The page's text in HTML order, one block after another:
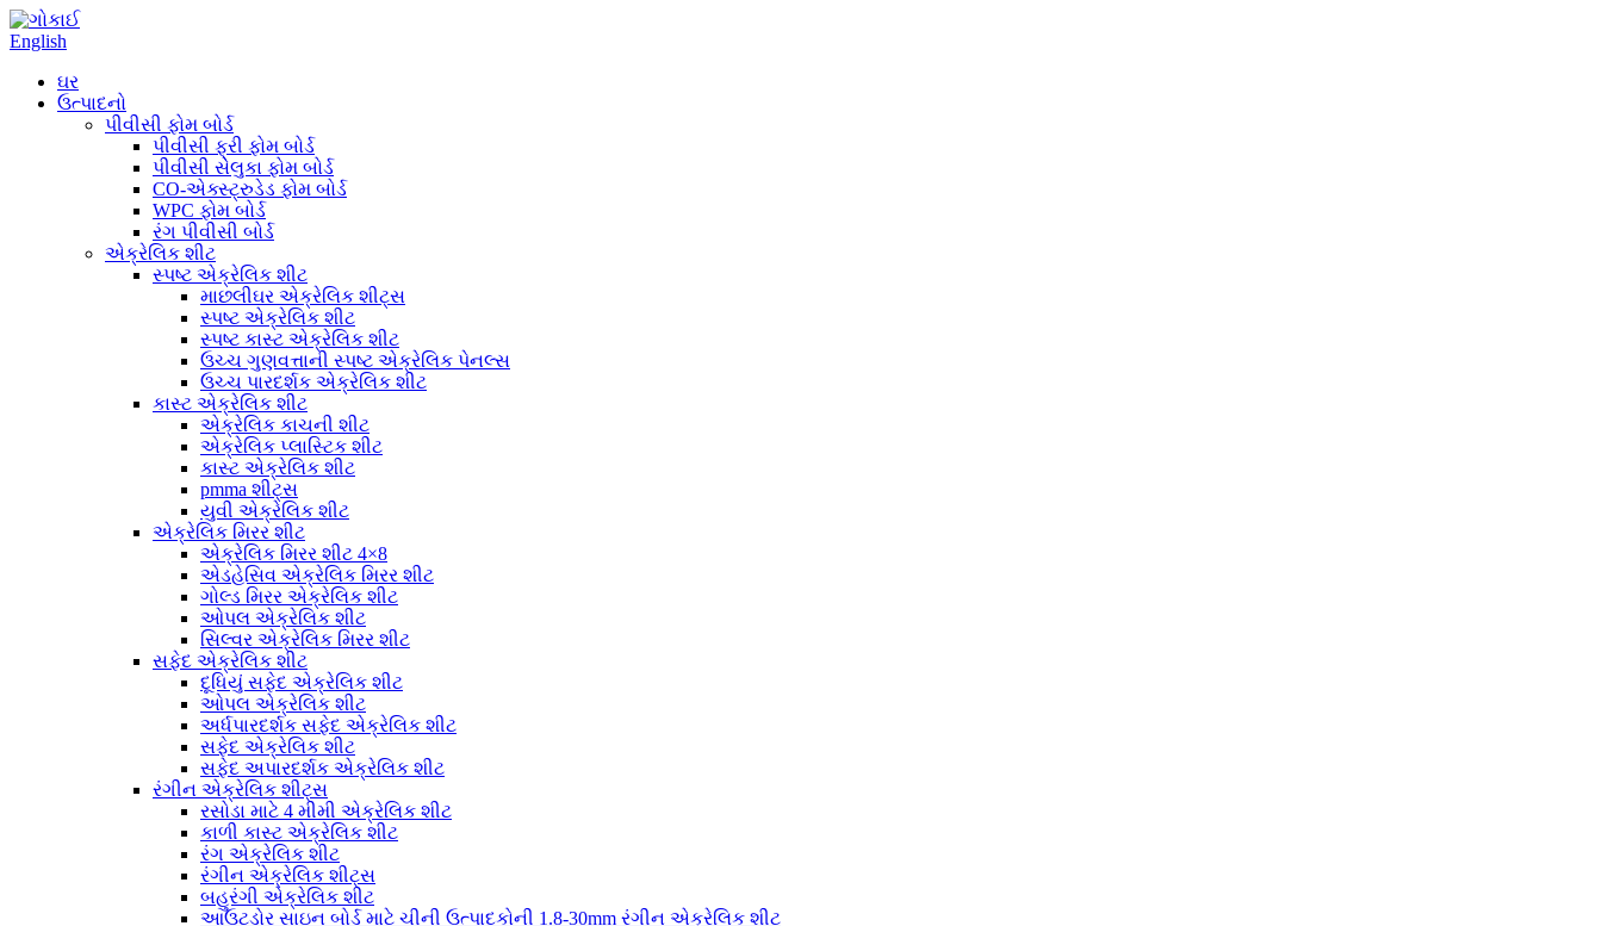
English
ઘર
ઉત્પાદનો
પીવીસી ફોમ બોર્ડ
પીવીસી ફ્રી ફોમ બોર્ડ
પીવીસી સેલુકા ફોમ બોર્ડ
CO-એક્સ્ટ્રુડેડ ફોમ બોર્ડ
WPC ફોમ બોર્ડ
રંગ પીવીસી બોર્ડ
એક્રેલિક શીટ
સ્પષ્ટ એક્રેલિક શીટ
માછલીઘર એક્રેલિક શીટ્સ
સ્પષ્ટ એક્રેલિક શીટ
સ્પષ્ટ કાસ્ટ એક્રેલિક શીટ
ઉચ્ચ ગુણવત્તાની સ્પષ્ટ એક્રેલિક પેનલ્સ
ઉચ્ચ પારદર્શક એક્રેલિક શીટ
કાસ્ટ એક્રેલિક શીટ
એક્રેલિક કાચની શીટ
એક્રેલિક પ્લાસ્ટિક શીટ
કાસ્ટ એક્રેલિક શીટ
pmma શીટ્સ
યુવી એક્રેલિક શીટ
એક્રેલિક મિરર શીટ
એક્રેલિક મિરર શીટ 4×8
એડહેસિવ એક્રેલિક મિરર શીટ
ગોલ્ડ મિરર એક્રેલિક શીટ
ઓપલ એક્રેલિક શીટ
સિલ્વર એક્રેલિક મિરર શીટ
સફેદ એક્રેલિક શીટ
દૂધિયું સફેદ એક્રેલિક શીટ
ઓપલ એક્રેલિક શીટ
અર્ધપારદર્શક સફેદ એક્રેલિક શીટ
સફેદ એક્રેલિક શીટ
સફેદ અપારદર્શક એક્રેલિક શીટ
રંગીન એક્રેલિક શીટ્સ
રસોડા માટે 4 મીમી એક્રેલિક શીટ
કાળી કાસ્ટ એક્રેલિક શીટ
રંગ એક્રેલિક શીટ
રંગીન એક્રેલિક શીટ્સ
બહુરંગી એક્રેલિક શીટ
આઉટડોર સાઇન બોર્ડ માટે ચીની ઉત્પાદકોની 1.8-30mm રંગીન એક્રેલિક શીટ